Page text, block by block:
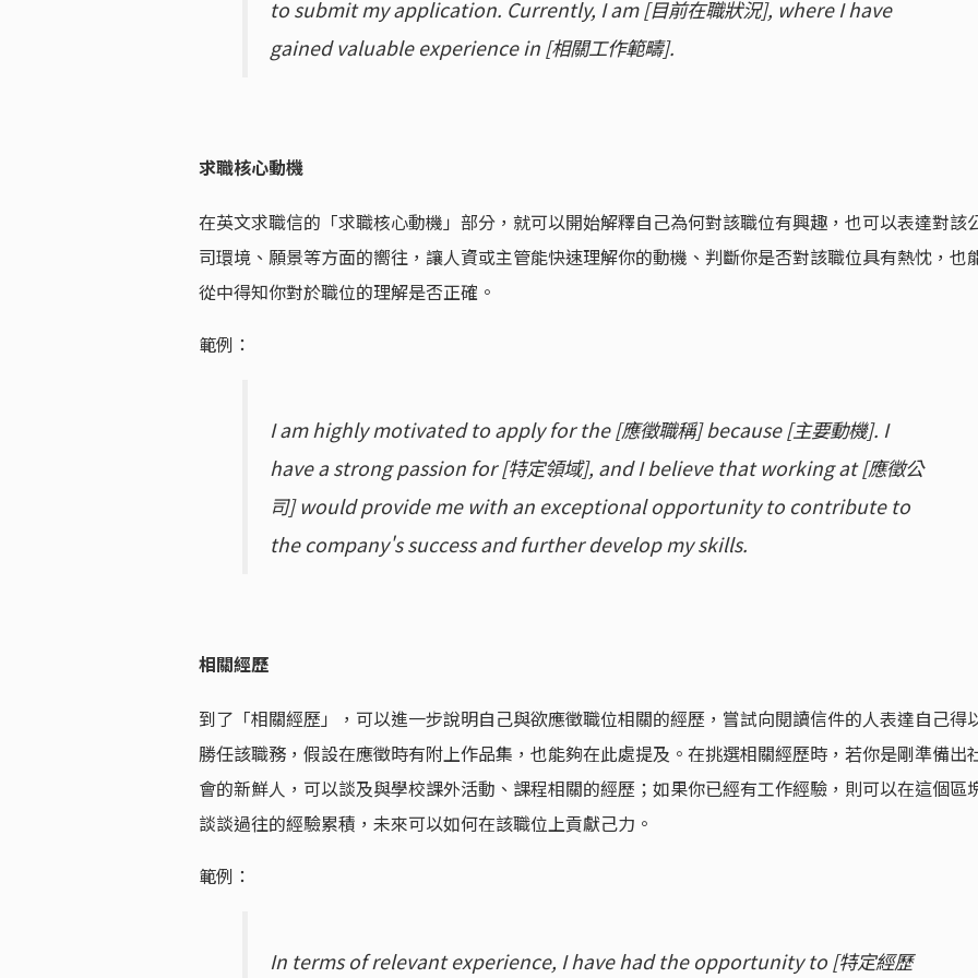
to submit my application. Currently, I am [目前在職狀況], where I have
gained valuable experience in [相關工作範疇].
求職核心動機
在英文求職信的「求職核心動機」部分，就可以開始解釋自己為何對該職位有興趣，也可以表達對該
司環境、願景等方面的嚮往，讓人資或主管能快速理解你的動機、判斷你是否對該職位具有熱忱，也
從中得知你對於職位的理解是否正確。
範例：
I am highly motivated to apply for the [應徵職稱] because [主要動機]. I
have a strong passion for [特定領域], and I believe that working at [應徵公
司] would provide me with an exceptional opportunity to contribute to
the company's success and further develop my skills.
相關經歷
到了「相關經歷」，可以進一步說明自己與欲應徵職位相關的經歷，嘗試向閱讀信件的人表達自己得
勝任該職務，假設在應徵時有附上作品集，也能夠在此處提及。在挑選相關經歷時，若你是剛準備出
會的新鮮人，可以談及與學校課外活動、課程相關的經歷；如果你已經有工作經驗，則可以在這個區
談談過往的經驗累積，未來可以如何在該職位上貢獻己力。
範例：
In terms of relevant experience, I have had the opportunity to [特定經歷